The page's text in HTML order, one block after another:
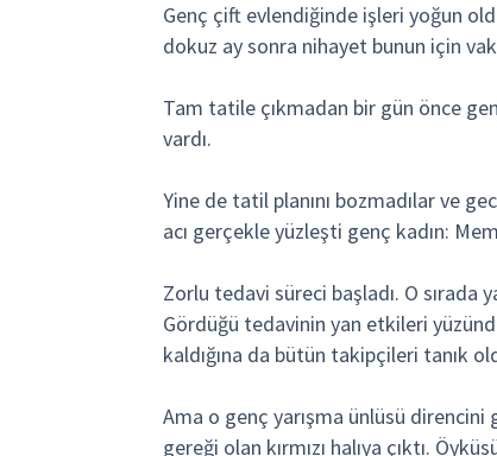
Genç çift evlendiğinde işleri yoğun
dokuz ay sonra nihayet bunun için
Tam tatile çıkmadan bir gün önce
vardı.
Yine de tatil planını bozmadılar ve
acı gerçekle yüzleşti genç kadın:
Zorlu tedavi süreci başladı. O sırada
Gördüğü tedavinin yan etkileri
kaldığına da bütün takipçileri tanık
Ama o genç yarışma ünlüsü
gereği olan kırmızı halıya çıktı.